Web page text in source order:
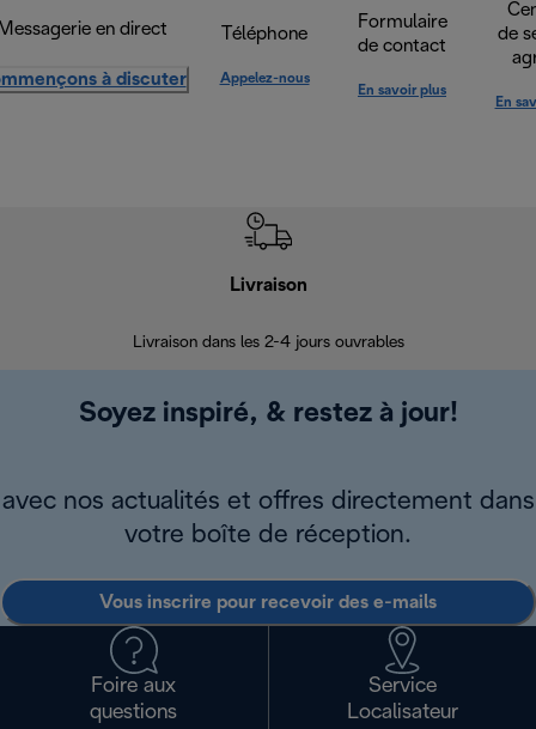
en direct
à discuter
Téléphone
Appelez-nous
Formulaire
de contact
En savoir plus
de
En
Livraison
Livraison dans les 2-4 jours ouvrables
Soyez inspiré, & restez à jour!
avec nos actualités et offres directement dans
votre boîte de réception.
Vous inscrire pour recevoir des e-mails
Foire aux
questions
Service
Localisateur